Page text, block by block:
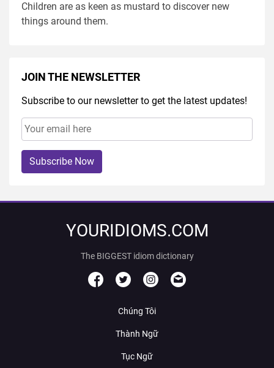
Children are as keen as mustard to discover new
things around them.
JOIN THE NEWSLETTER
Subscribe to our newsletter to get the latest updates!
Subscribe Now
YOURIDIOMS.COM
The BIGGEST idiom dictionary
Chúng Tôi
Thành Ngữ
Tục Ngữ